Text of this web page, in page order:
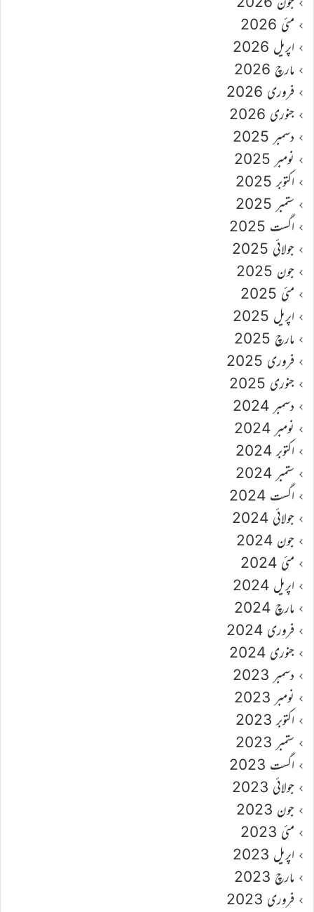
مئی 2026
اپریل 2026
مارچ 2026
فروری 2026
جنوری 2026
دسمبر 2025
نومبر 2025
اکتوبر 2025
ستمبر 2025
اگست 2025
جولائی 2025
جون 2025
مئی 2025
اپریل 2025
مارچ 2025
فروری 2025
جنوری 2025
دسمبر 2024
نومبر 2024
اکتوبر 2024
ستمبر 2024
اگست 2024
جولائی 2024
جون 2024
مئی 2024
اپریل 2024
مارچ 2024
فروری 2024
جنوری 2024
دسمبر 2023
نومبر 2023
اکتوبر 2023
ستمبر 2023
اگست 2023
جولائی 2023
جون 2023
مئی 2023
اپریل 2023
مارچ 2023
فروری 2023